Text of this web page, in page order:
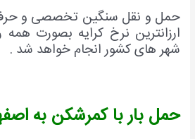
حمل و نقل سنگین تخصصی و حرفه
ارزانترین نرخ کرایه بصورت همه
شهر های کشور انجام خواهد شد .
حمل بار با کمرشکن به